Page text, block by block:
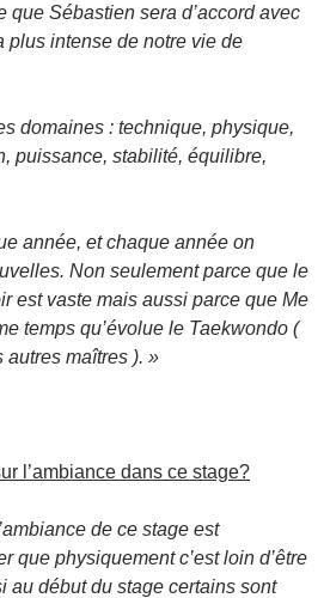
que Sébastien sera d’accord avec
plus intense de notre vie de
domaines : technique, physique,
puissance, stabilité, équilibre,
année, et chaque année on
Non seulement parce que le
est vaste mais aussi parce que Me
temps qu’évolue le Taekwondo (
autres maîtres ). »
l’ambiance dans ce stage?
de ce stage est
que physiquement c’est loin d’être
au début du stage certains sont